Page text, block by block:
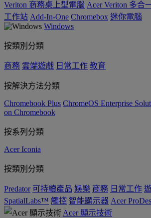
Veriton 商務桌上型電腦 Acer Veriton 多合
工作站 Add-In-One Chromebox 迷你電腦
Windows
按類別分類
商務 雲端遊戲 日常工作 教育
按解決方法分類
Chromebook Plus ChromeOS Enterprise
on Chromebook
按系列分類
Acer Iconia
按類別分類
Predator 可持續產品 娛樂 商務 日常工作
SpatialLabs™ 觸控 智能顯示器 Acer
Acer 顯示技術